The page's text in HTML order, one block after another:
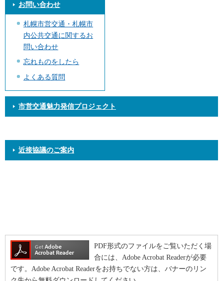
お問い合わせ
札幌市営交通・札幌市
内公共交通に関するお
問い合わせ
忘れものをしたら
よくある質問
市営交通魅力発信プロジェクト
近接協議のご案内
PDF形式のファイルをご覧いただく場
合には、Adobe Acrobat Readerが必要
です。Adobe Acrobat Readerをお持ちでない方は、バナーのリン